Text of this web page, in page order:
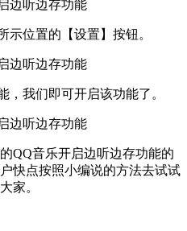
示位置的【设置】按钮。
，我们即可开启该功能了。
QQ音乐开启边听边存功能的
快点按照小编说的方法去试试
家。